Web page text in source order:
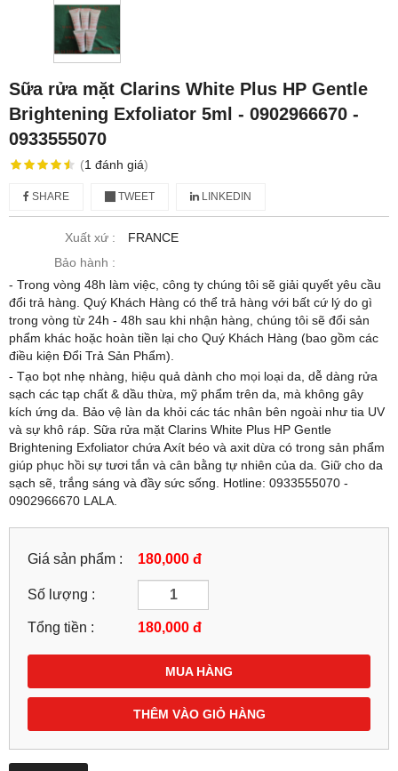
Sữa rửa mặt Clarins White Plus HP Gentle
Brightening Exfoliator 5ml - 0902966670 -
0933555070
(1 đánh giá)
SHARE TWEET LINKEDIN
Xuất xứ :
FRANCE
Bảo hành :
- Trong vòng 48h làm việc, công ty chúng tôi sẽ giải quyết yêu cầu
đổi trả hàng. Quý Khách Hàng có thể trả hàng với bất cứ lý do gì
trong vòng từ 24h - 48h sau khi nhận hàng, chúng tôi sẽ đổi sản
phẩm khác hoặc hoàn tiền lại cho Quý Khách Hàng (bao gồm các
điều kiện Đổi Trả Sản Phẩm).
- Tạo bọt nhẹ nhàng, hiệu quả dành cho mọi loại da, dễ dàng rửa
sạch các tạp chất & dầu thừa, mỹ phẩm trên da, mà không gây
kích ứng da. Bảo vệ làn da khỏi các tác nhân bên ngoài như tia UV
và sự khô ráp. Sữa rửa mặt Clarins White Plus HP Gentle
Brightening Exfoliator chứa Axít béo và axit dừa có trong sản phẩm
giúp phục hồi sự tươi tắn và cân bằng tự nhiên của da. Giữ cho da
sạch sẽ, trắng sáng và đầy sức sống. Hotline: 0933555070 -
0902966670 LALA.
Giá sản phẩm : 180,000 đ
Số lượng :
Tổng tiền : 180,000 đ
MUA HÀNG
THÊM VÀO GIỎ HÀNG